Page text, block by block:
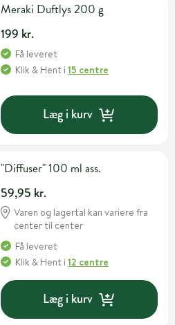
Meraki Duftlys 200 g
199 kr.
Få leveret
Klik & Hent i15 centre
Læg i kurv
"Diffuser" 100 ml ass.
59,95 kr.
Varen og lagertal kan variere fra
center til center
Få leveret
Klik & Hent i12 centre
Læg i kurv